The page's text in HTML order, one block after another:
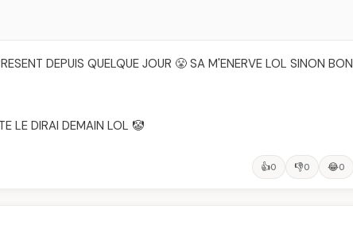
DEPUIS QUELQUE JOUR 😤 SA M'ENERVE LOL SINON BON
LE DIRAI DEMAIN LOL 🤡
👍0 👎0 😂0